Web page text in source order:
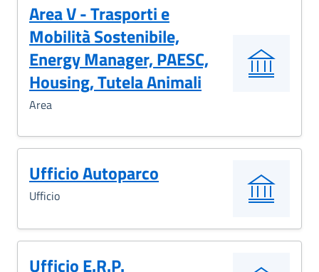
Area V - Trasporti e
Mobilità Sostenibile,
Energy Manager, PAESC,
Housing, Tutela Animali
Area
Ufficio Autoparco
Ufficio
Ufficio E.R.P.